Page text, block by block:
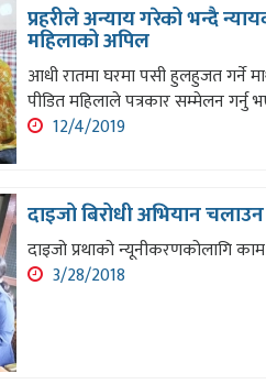
प्रहरीले अन्याय गरेको भन्दै
महिलाको अपिल
आधी रातमा घरमा पसी हुलहुजत गर्ने
पीडित महिलाले पत्रकार सम्मेलन गर्नु
12/4/2019
दाइजो बिरोधी अभियान चलाउन
दाइजो प्रथाको न्यूनीकरणकोलागि
3/28/2018